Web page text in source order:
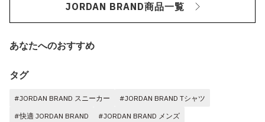
JORDAN BRAND商品一覧
あなたへのおすすめ
タグ
#JORDAN BRAND スニーカー
#JORDAN BRAND Tシャツ
#快適 JORDAN BRAND
#JORDAN BRAND メンズ